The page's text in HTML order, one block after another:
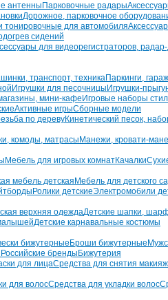
антенны Парковочные радары
Дорожное, парковочное
тонировочные для автомобиля
сидений
для видеорегистраторов,
транспорт, техникаПаркинги,
Игрушки для песочницы Игрушки-
мини-кафе Игровые наборы
Активные игрыСборные модели
по деревуКинетический песок,
комоды, матрасы Манежи, кровати-
Мебель для игровых комнатКачалки
мебель детская Мебель для детского
Ролики детскиеЭлектромобили
верхняя одеждаДетские шапки,
Детские карнавальные костюмы
бижутерные Броши бижутерные
Российские бренды Бижутерия
для лицаСредства для снятия
для волосСредства для укладки волос